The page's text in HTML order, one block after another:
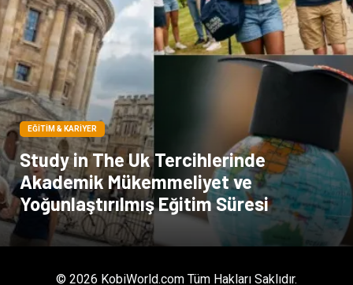
EĞITIM & KARIYER
Study in The Uk Tercihlerinde
Akademik Mükemmeliyet ve
Yoğunlaştırılmış Eğitim Süresi
© 2026 KobiWorld.com Tüm Hakları Saklıdır.